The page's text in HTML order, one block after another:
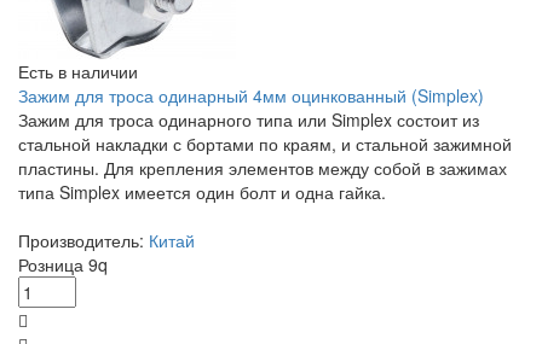
Есть в наличии
Зажим для троса одинарный 4мм оцинкованный (Simplex)
Зажим для троса одинарного типа или Simplex состоит из
стальной накладки с бортами по краям, и стальной зажимной
пластины. Для крепления элементов между собой в зажимах
типа Simplex имеется один болт и одна гайка.
Производитель: Китай
Розница 9q